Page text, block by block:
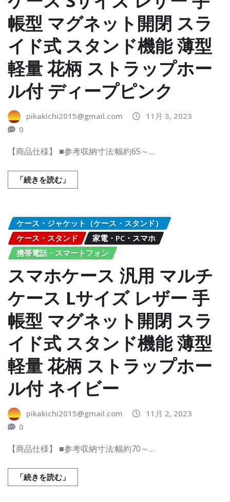
帳型 マグネット開閉 スラ
イド式 スタンド機能 薄型
軽量 花柄 ストラップホー
ル付 ディープピンク
pikakichi2015@gmail.com
11月 3, 2023
0
【商品仕様】 ■参考収納寸法:幅約65～…
「続きを読む」
ケース・ジャケット（ケース・スタンド）
ケース・スタンド
家電・PC・スマホ
携帯電話・スマートフォン
スマホケース 汎用 マルチ
ケース Lサイズ レザー 手
帳型 マグネット開閉 スラ
イド式 スタンド機能 薄型
軽量 花柄 ストラップホー
ル付 ネイビー
pikakichi2015@gmail.com
11月 2, 2023
0
【商品仕様】 ■参考収納寸法:幅約70～…
「続きを読む」